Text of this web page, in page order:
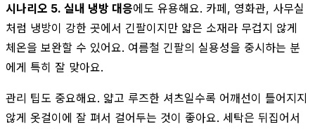
시나리오 5. 실내 냉방 대응에도 유용해요. 카페, 영화관, 사무실
처럼 냉방이 강한 곳에서 긴팔이지만 얇은 소재라 무겁지 않게
체온을 보완할 수 있어요. 여름철 긴팔의 실용성을 중시하는 분
에게 특히 잘 맞아요.
관리 팁도 중요해요. 얇고 루즈한 셔츠일수록 어깨선이 틀어지지
않게 옷걸이에 잘 펴서 걸어두는 것이 좋아요. 세탁은 뒤집어서